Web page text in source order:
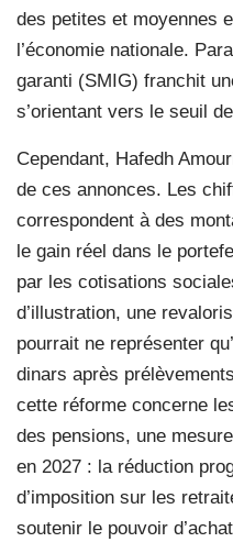
des petites et moyennes
l’économie nationale.
garanti (SMIG) franchit
s’orientant vers le seuil
Cependant, Hafedh
de ces annonces. Les
correspondent à des
le gain réel dans le
par les cotisations
d’illustration, une
pourrait ne représenter
dinars après
cette réforme concerne
des pensions, une
en 2027 : la réduction
d’imposition sur les
soutenir le pouvoir